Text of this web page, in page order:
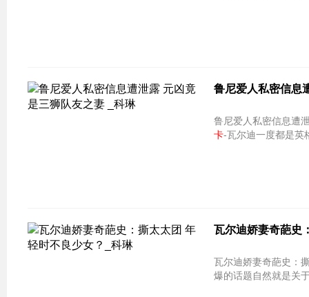
鲁尼爱人私密信息
卡-瓦尔迪一度都是英
瓦尔迪娇妻奇葩史
瓦尔迪娇妻奇葩史：撕太太团 年轻时
爆的话题自然就是关